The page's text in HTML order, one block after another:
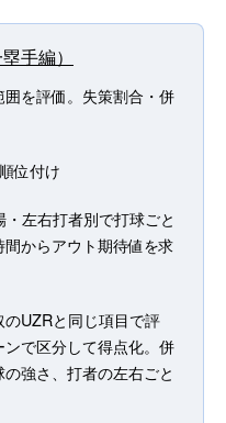
手編）
を評価。失策割合・併
位付け
左右打者別で打球ごと
からアウト期待値を求
UZRと同じ項目で評
で区分して得点化。併
強さ、打者の左右ごと